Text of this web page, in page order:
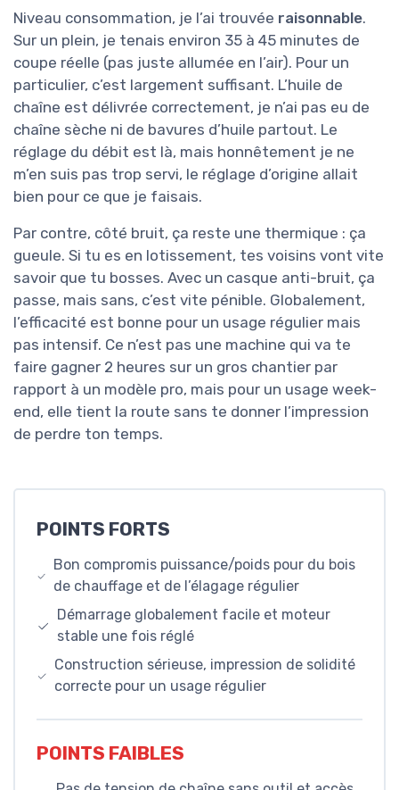
Niveau consommation, je l’ai trouvée raisonnable.
Sur un plein, je tenais environ 35 à 45 minutes de
coupe réelle (pas juste allumée en l’air). Pour un
particulier, c’est largement suffisant. L’huile de
chaîne est délivrée correctement, je n’ai pas eu de
chaîne sèche ni de bavures d’huile partout. Le
réglage du débit est là, mais honnêtement je ne
m’en suis pas trop servi, le réglage d’origine allait
bien pour ce que je faisais.
Par contre, côté bruit, ça reste une thermique : ça
gueule. Si tu es en lotissement, tes voisins vont vite
savoir que tu bosses. Avec un casque anti-bruit, ça
passe, mais sans, c’est vite pénible. Globalement,
l’efficacité est bonne pour un usage régulier mais
pas intensif. Ce n’est pas une machine qui va te
faire gagner 2 heures sur un gros chantier par
rapport à un modèle pro, mais pour un usage week-
end, elle tient la route sans te donner l’impression
de perdre ton temps.
POINTS FORTS
Bon compromis puissance/poids pour du bois
de chauffage et de l’élagage régulier
Démarrage globalement facile et moteur
stable une fois réglé
Construction sérieuse, impression de solidité
correcte pour un usage régulier
POINTS FAIBLES